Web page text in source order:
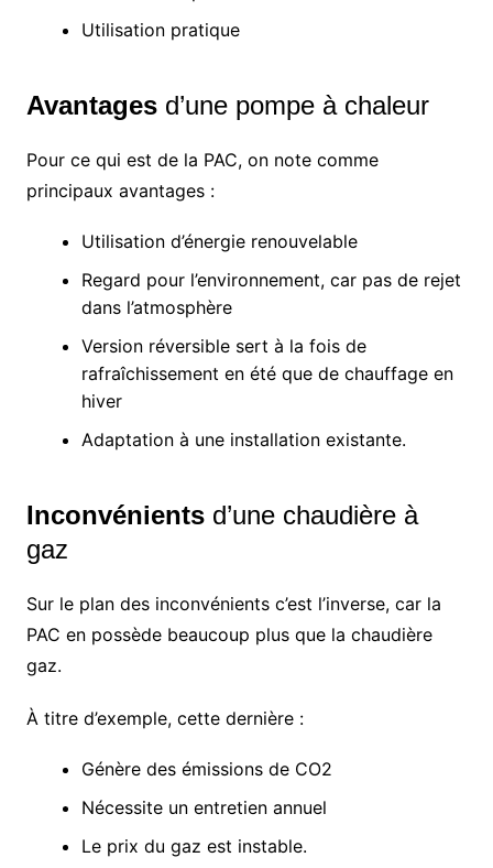
Utilisation pratique
Avantagesd’une pompe à chaleur
Pour ce qui est de la PAC, on note comme
principaux avantages :
Utilisation d’énergie renouvelable
Regard pour l’environnement, car pas de rejet
dans l’atmosphère
Version réversible sert à la fois de
rafraîchissement en été que de chauffage en
hiver
Adaptation à une installation existante.
Inconvénientsd’une chaudière à
gaz
Sur le plan des inconvénients c’est l’inverse, car la
PAC en possède beaucoup plus que la chaudière
gaz.
À titre d’exemple, cette dernière :
Génère des émissions de CO2
Nécessite un entretien annuel
Le prix du gaz est instable.